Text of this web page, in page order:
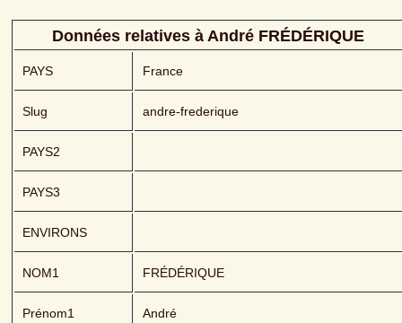
Données relatives à André FRÉDÉRIQUE
PAYS France
Slug andre-frederique
PAYS2
PAYS3
ENVIRONS
NOM1 FRÉDÉRIQUE
Prénom1 André